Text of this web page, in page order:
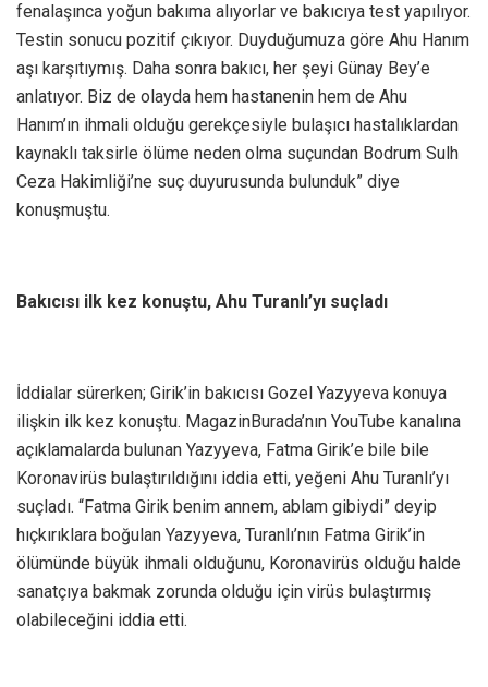
fenalaşınca yoğun bakıma alıyorlar ve bakıcıya test yapılıyor.
Testin sonucu pozitif çıkıyor. Duyduğumuza göre Ahu Hanım
aşı karşıtıymış. Daha sonra bakıcı, her şeyi Günay Bey’e
anlatıyor. Biz de olayda hem hastanenin hem de Ahu
Hanım’ın ihmali olduğu gerekçesiyle bulaşıcı hastalıklardan
kaynaklı taksirle ölüme neden olma suçundan Bodrum Sulh
Ceza Hakimliği’ne suç duyurusunda bulunduk” diye
konuşmuştu.
Bakıcısı ilk kez konuştu, Ahu Turanlı’yı suçladı
İddialar sürerken; Girik’in bakıcısı Gozel Yazyyeva konuya
ilişkin ilk kez konuştu. MagazinBurada’nın YouTube kanalına
açıklamalarda bulunan Yazyyeva, Fatma Girik’e bile bile
Koronavirüs bulaştırıldığını iddia etti, yeğeni Ahu Turanlı’yı
suçladı. “Fatma Girik benim annem, ablam gibiydi” deyip
hıçkırıklara boğulan Yazyyeva, Turanlı’nın Fatma Girik’in
ölümünde büyük ihmali olduğunu, Koronavirüs olduğu halde
sanatçıya bakmak zorunda olduğu için virüs bulaştırmış
olabileceğini iddia etti.